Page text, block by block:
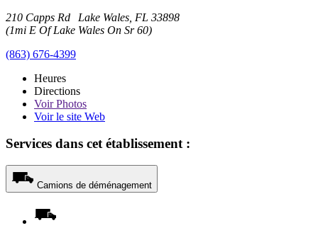
210 Capps Rd Lake Wales, FL 33898
(1mi E Of Lake Wales On Sr 60)
(863) 676-4399
Heures
Directions
VoirPhotos
Voir le site Web
Services dans cet établissement :
Camions de déménagement